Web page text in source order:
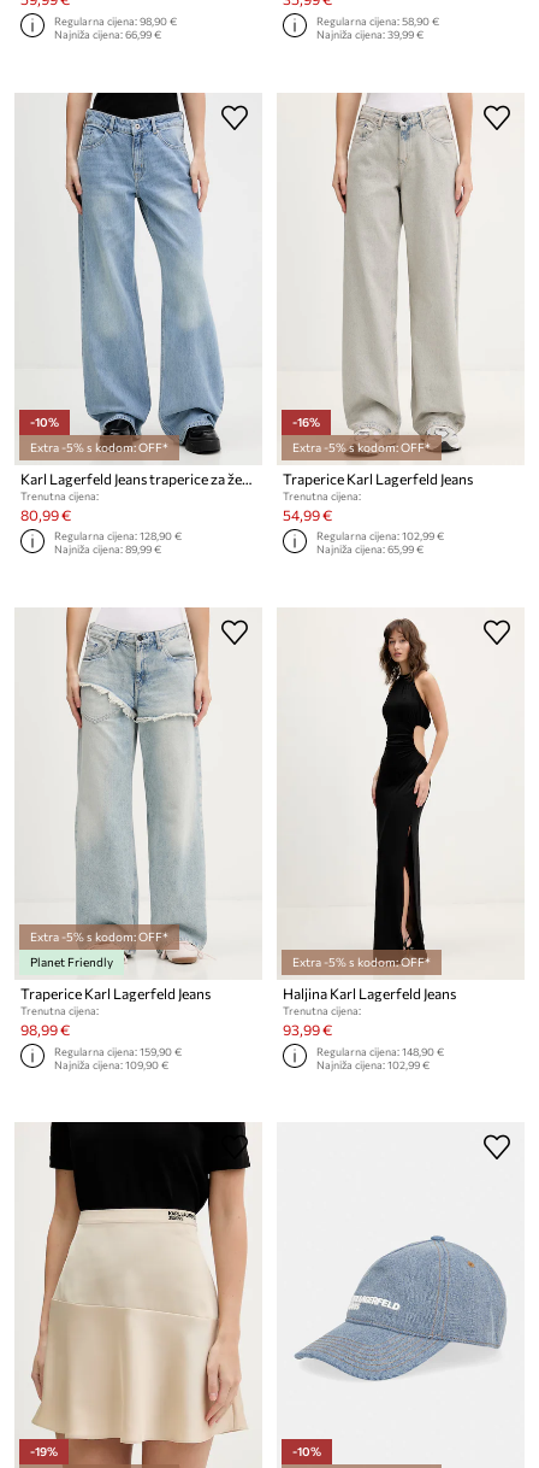
Regularna cijena:98,90 €
Najniža cijena:66,99 €
Regularna cijena:58,90 €
Najniža cijena:39,99 €
-10%
Extra -5% s kodom: OFF*
Trenutna cijena:
80,99 €
Regularna cijena:128,90 €
Najniža cijena:89,99 €
-16%
Extra -5% s kodom: OFF*
Traperice Karl Lagerfeld Jeans
Trenutna cijena:
54,99 €
Regularna cijena:102,99 €
Najniža cijena:65,99 €
Extra -5% s kodom: OFF*
Planet Friendly
Traperice Karl Lagerfeld Jeans
Trenutna cijena:
98,99 €
Regularna cijena:159,90 €
Najniža cijena:109,90 €
Extra -5% s kodom: OFF*
Haljina Karl Lagerfeld Jeans
Trenutna cijena:
93,99 €
Regularna cijena:148,90 €
Najniža cijena:102,99 €
-19%
-10%